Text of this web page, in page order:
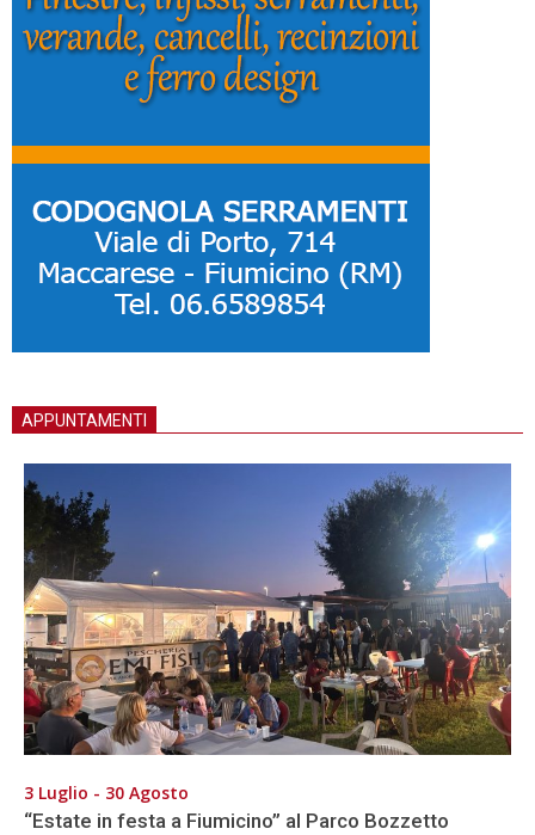
APPUNTAMENTI
3 Luglio - 30 Agosto
“Estate in festa a Fiumicino” al Parco Bozzetto